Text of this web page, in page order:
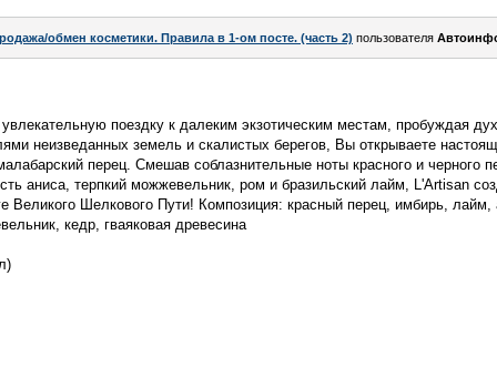
обмен косметики. Правила в 1-ом посте. (часть 2) пользователя
поездку к далеким экзотическим местам, пробуждая
неизведанных земель и скалистых берегов, Вы открываете
перец. Смешав соблазнительные ноты красного и черного
аниса, терпкий можжевельник, ром и бразильский лайм, L'Artisan
Великого Шелкового Пути! Композиция: красный перец, имбирь,
кедр, гваяковая древесина